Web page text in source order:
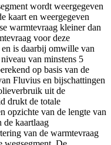
wordt weergegeven
kaart en weergegeven
warmtevraag kleiner dan
voor deze
is daarbij omwille van
van minstens 5
op basis van de
Fluvius en bijschattingen
uit de
drukt de totale
opzichte van de lengte van
de kaartlaag
van de warmtevraag